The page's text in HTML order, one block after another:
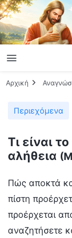
Αρχική
Περιεχόμενα
Τι είναι
αλήθεια
Πώς αποκτά
πίστη
προέρχεται
αναζητήσετε